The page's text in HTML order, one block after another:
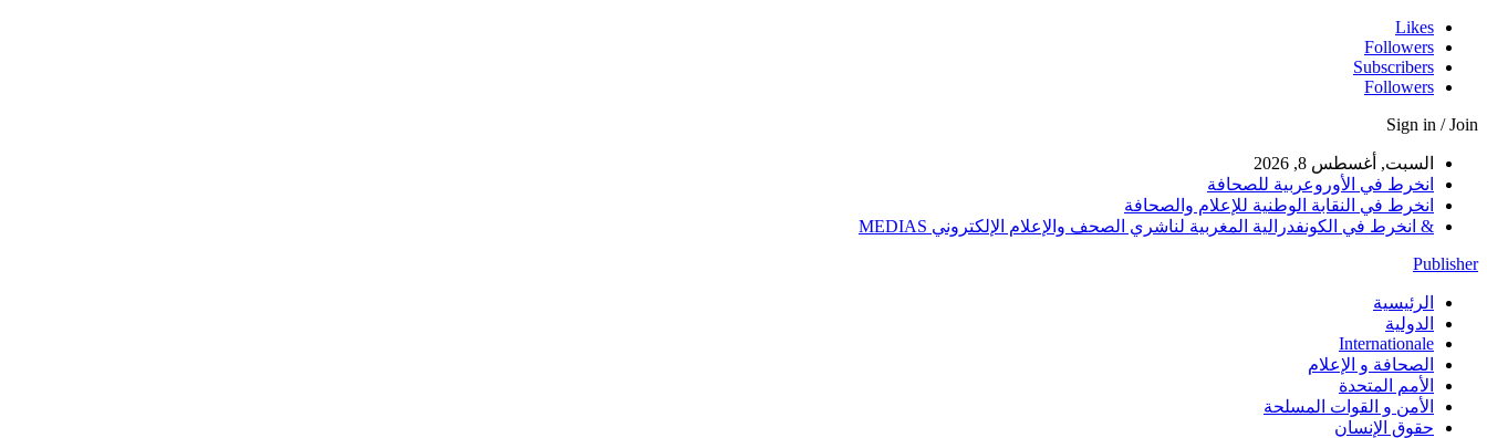
Likes
Followers
Subscribers
Followers
Sign in / Join
السبت, أغسطس 8, 2026
انخرط في الأوروعربية للصحافة
انخرط في النقابة الوطنية للإعلام والصحافة
& انخرط في الكونفدرالية المغربية لناشري الصحف والإعلام الإلكتروني MEDIAS
Publisher
الرئيسية
الدولية
Internationale
الصحافة و الإعلام
الأمم المتحدة
الأمن و القوات المسلحة
حقوق الإنسان